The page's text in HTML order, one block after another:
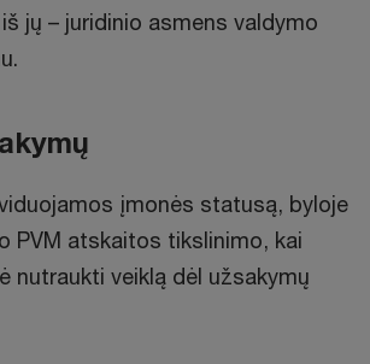
jų – juridinio asmens valdymo
įmonės statusą, byloje
PVM atskaitos tikslinimo, kai
nutraukti veiklą dėl užsakymų